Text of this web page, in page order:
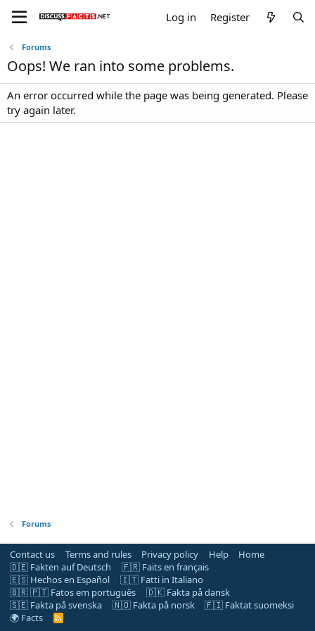
Log in Register
Forums
Oops! We ran into some problems.
An error occurred while the page was being generated. Please
try again later.
Forums
Contact us Terms and rules Privacy policy Help
Home
🇩🇪 Fakten auf Deutsch
🇫🇷 Faits en français
🇪🇸 Hechos en Español
🇮🇹 Fatti in Italiano
🇧🇷 🇵🇹 Fatos em português
🇩🇰 Fakta på dansk
🇸🇪 Fakta på svenska
🇳🇴 Fakta på norsk
🇫🇮 Faktat suomeksi
🌍 Facts
R